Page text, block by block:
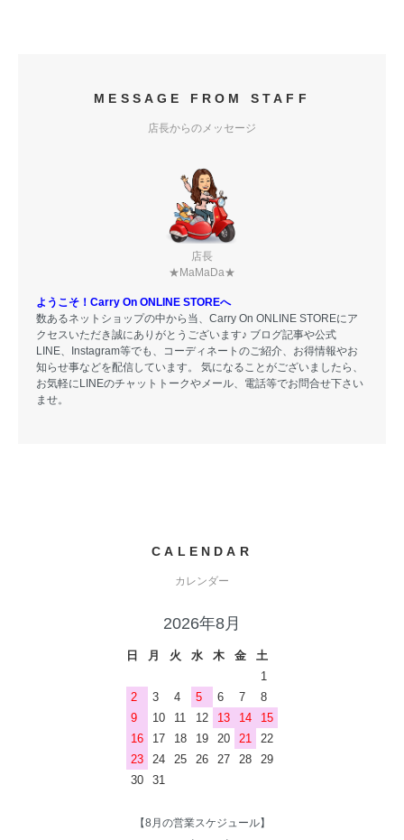
MESSAGE FROM STAFF
店長からのメッセージ
店長
★MaMaDa★
ようこそ！Carry On ONLINE STOREへ
数あるネットショップの中から当、Carry On ONLINE STOREにア
クセスいただき誠にありがとうございます♪ ブログ記事や公式
LINE、Instagram等でも、コーディネートのご紹介、お得情報やお
知らせ事などを配信しています。 気になることがございましたら、
お気軽にLINEのチャットトークやメール、電話等でお問合せ下さい
ませ。
CALENDAR
カレンダー
2026年8月
日 月 火 水 木 金
土
1
2
3 4 5 6 7
8
9
10 11 12 13 14
15
16
17 18 19 20 21
22
23
24 25 26 27 28
29
30
31
【8月の営業スケジュール】